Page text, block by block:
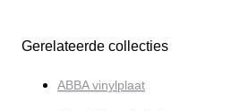
Gerelateerde collecties
ABBA vinylplaat